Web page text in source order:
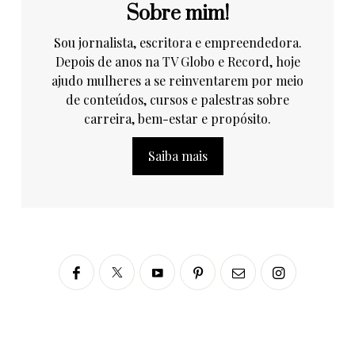
Sobre mim!
Sou jornalista, escritora e empreendedora.
Depois de anos na TV Globo e Record, hoje
ajudo mulheres a se reinventarem por meio
de conteúdos, cursos e palestras sobre
carreira, bem-estar e propósito.
Saiba mais